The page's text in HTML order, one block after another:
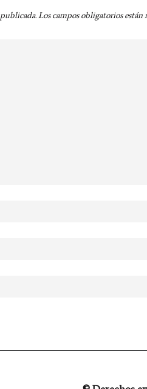
Los campos obligatorios están